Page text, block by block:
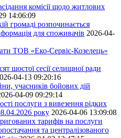
комісії щодо житлових
14:06:09
громаді розпочинається
для споживачів 2026-04-
ТОВ «Еко-Сервіс-Козелець»
шостої сесії селищної ради
04-13 09:20:16
учасників бойових дій
04-09 09:29:14
послуги з вивезення рідких
року 2026-04-06 13:09:08
тарифів на послуги
та централізованого